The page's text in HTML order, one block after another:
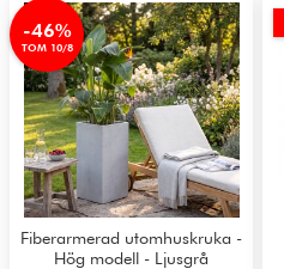
-46%
TOM 10/8
Fiberarmerad utomhuskruka -
Hög modell - Ljusgrå